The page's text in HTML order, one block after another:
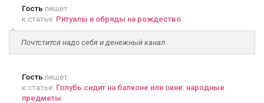
Гость пишет
к статье: Ритуалы и обряды на рождество
Почтстится надо себя и денежный канал
Гость пишет
к статье: Голубь сидит на балконе или окне: народные
предметы